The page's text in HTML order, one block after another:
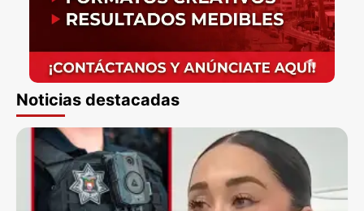
Noticias destacadas